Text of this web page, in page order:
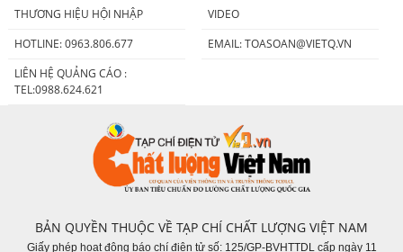
THƯƠNG HIỆU HỘI NHẬP
VIDEO
HOTLINE: 0963.806.677
EMAIL:TOASOAN@VIETQ.VN
LIÊN HỆ QUẢNG CÁO :
TEL:0988.624.621
BẢN QUYỀN THUỘC VỀ TẠP CHÍ CHẤT LƯỢNG VIỆT NAM
Giấy phép hoạt động báo chí điện tử số: 125/GP-BVHTTDL cấp ngày 11